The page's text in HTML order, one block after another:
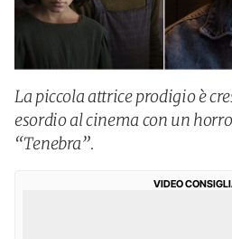
La piccola attrice prodigio è
esordio al cinema con un
“Tenebra”.
VIDEO